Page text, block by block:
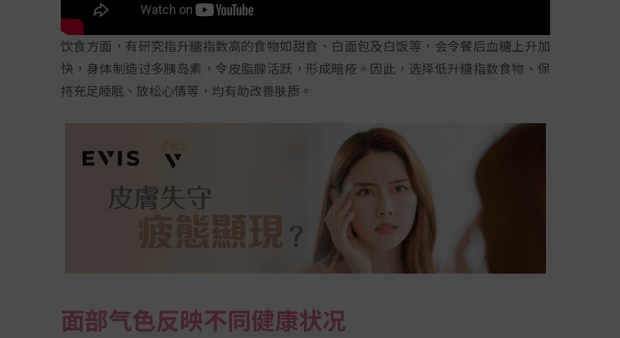
饮食方面，有研究指升糖指数高的食物如甜食、白面包及白饭等，会令餐后血糖上升加
快，身体制造过多胰岛素，令皮脂腺活跃，形成暗疮。因此，选择低升糖指数食物、保
持充足睡眠、放松心情等，均有助改善肤质。
面部气色反映不同健康状况